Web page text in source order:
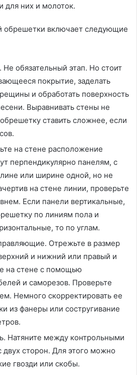
для них и молоток.
обрешетки включает следующие
Не обязательный этап. Но стоит
покрытие, заделать
и обработать поверхность
Выравнивать стены не
ставить сложнее, если
на стене расположение
перпендикулярно панелям, с
или ширине одной, но не
на стене линии, проверьте
Если панели вертикальные,
по линиям пола и
то по углам.
Отрежьте в размер
и нижний или правый и
на стене с помощью
и саморезов. Проверьте
Немного скорректировать ее
из фанеры или состругивание
Натяните между контрольными
двух сторон. Для этого можно
гвозди или скобы.